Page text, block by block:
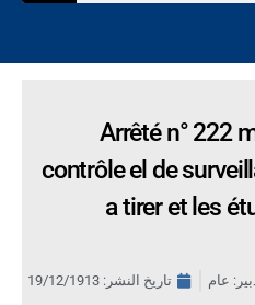
Arrêté n° 222
contrôle el de
a tirer et les
عام تاريخ النشر: 19/12/1913